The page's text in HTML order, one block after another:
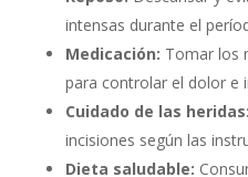
intensas durante el
Medicación: Tomar los
para controlar el dolor e
Cuidado de las heridas:
incisiones según las
Dieta saludable: